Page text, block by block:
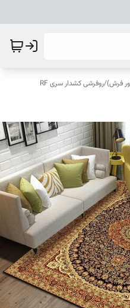
فرش)/روفرشی کشدار سری RF